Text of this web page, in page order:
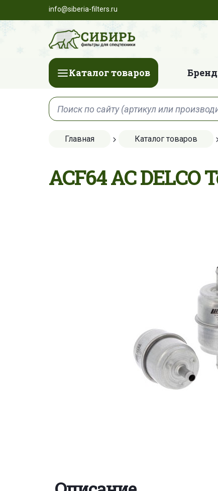
info@siberia-filters.ru
Каталог товаров
Главная Каталог товаров
ACF64 AC